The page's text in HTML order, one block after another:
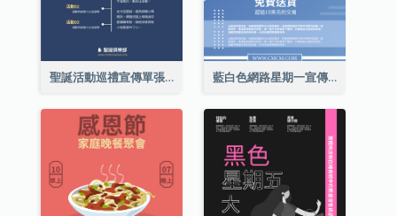
聖誕活動巡禮宣傳單張(附介紹) 藍白色網路星期一宣傳單張